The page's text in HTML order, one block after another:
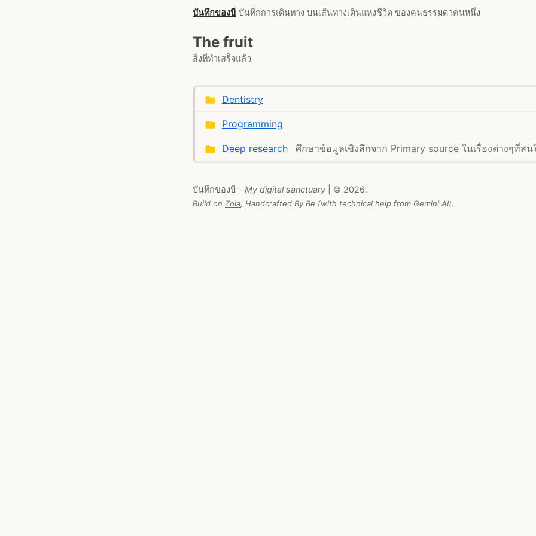
บันทึกของบี บันทึกการเดินทาง บนเส้นทางเดินแห่งชีวิต ของคนธรรมดาคนหนึ่ง
The fruit
สิ่งที่ทำเสร็จแล้ว
Dentistry
Programming
Deep research ศึกษาข้อมูลเชิงลึกจาก Primary source ในเรื่องต่างๆที่สน
บันทึกของบี - My digital sanctuary | © 2026.
Build on Zola, Handcrafted By Be (with technical help from Gemini AI).